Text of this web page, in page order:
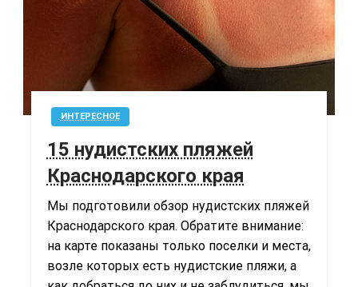
ИНТЕРЕСНОЕ
15 нудистских пляжей
Краснодарского края
Мы подготовили обзор нудистских пляжей
Краснодарского края. Обратите внимание:
на карте показаны только поселки и места,
возле которых есть нудистские пляжи, а